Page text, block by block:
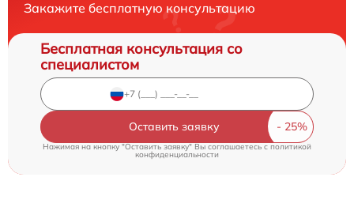
Закажите бесплатную консультацию
Бесплатная консультация со
специалистом
Оставить заявку
Нажимая на кнопку "Оставить заявку" Вы соглашаетесь cполитикой
конфиденциальности